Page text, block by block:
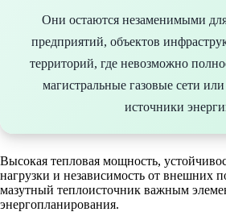
Они остаются незаменимыми
предприятий, объектов
территорий, где невозможно
магистральные газовые сети
источники
Высокая тепловая мощность,
нагрузки и независимость от внешних
мазутный теплоисточник важным
энергопланирования.